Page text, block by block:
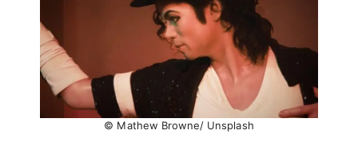
© Mathew Browne/ Unsplash